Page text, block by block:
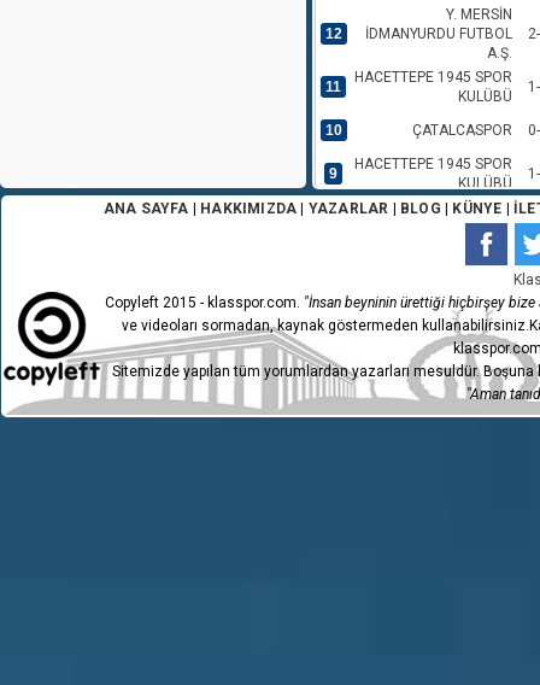
12
Y. MERSİN
İDMANYURDU FUTBOL
A.Ş.
11
HACETTEPE 1945 SPOR
KULÜBÜ
10 ÇATALCASPOR
9
HACETTEPE 1945 SPOR
KULÜBÜ
8 AMASYASPOR FK
KULÜBÜ
6
1954 KELKİT
BELEDİYESPOR
HACETTEPE 1945 SPOR
KULÜBÜ
ESKİŞEHİRSPOR
ANA SAYFA HAKKIMIZDA YAZARLAR BLOG KÜNYE
Copyleft 2015 - klasspor.com. "İnsan beyninin ürettiği hiçbirşey bize
ve videoları sormadan, kaynak göstermeden
Sitemizde yapılan tüm yorumlardan yazarları mesuldür.
"Aman